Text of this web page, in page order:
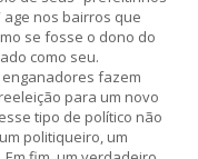
age nos bairros que
se fosse o dono do
como seu.
fazem
para um novo
tipo de político não
politiqueiro, um